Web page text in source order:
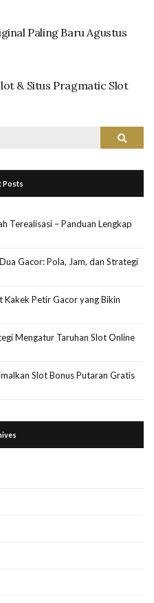
Paling Baru Agustus
& Situs Pragmatic Slot
Search
Posts
Terealisasi – Panduan Lengkap
Gacor: Pola, Jam, dan Strategi
Kakek Petir Gacor yang Bikin
Mengatur Taruhan Slot Online
Slot Bonus Putaran Gratis